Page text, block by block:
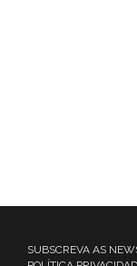
SUBSCREVA AS